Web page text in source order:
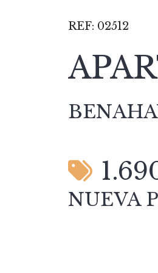
REF: 02512
NUEVA